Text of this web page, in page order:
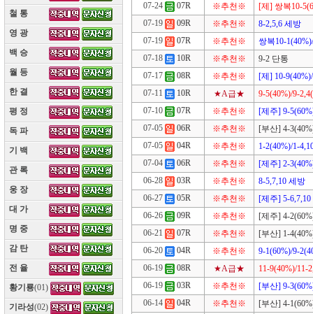
철 통
영 광
백 승
월 등
한 결
평 정
독 파
기 백
관 록
웅 장
대 가
명 중
감 탄
전 율
황기룡(01)
기라성(02)
07-24
07R ※추천※
[제] 쌍복10-
07-19
09R ※추천※
8-2,5,6 세방
07-19
07R ※추천※
쌍복10-
07-18
10R ※추천※
9-2 단통
07-17
08R ※추천※
[제] 10-
07-11
10R ★A급★
9-5(40%)/9-
07-10
07R ※추천※
[제주] 9-
07-05
06R ※추천※
[부산] 4-
07-05
04R ※추천※
1-2(40%)/1-
07-04
06R ※추천※
[제주] 2-
06-28
03R ※추천※
8-5,7,10 세방
06-27
05R ※추천※
[제주] 5-6,7,10
06-26
09R ※추천※
[제주] 4-
06-21
07R ※추천※
[부산] 1-
06-20
04R ※추천※
9-1(60%)/9-
06-19
08R ★A급★
11-9(40%)/11-
06-19
03R ※추천※
[부산] 9-
06-14
04R ※추천※
[부산] 4-